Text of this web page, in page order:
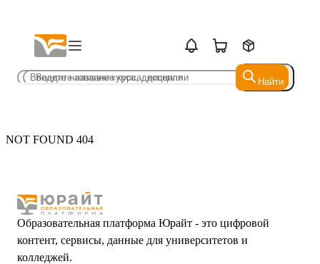
Найти
Найти
NOT FOUND 404
Образовательная платформа Юрайт - это цифровой
контент, сервисы, данные для университетов и
колледжей.